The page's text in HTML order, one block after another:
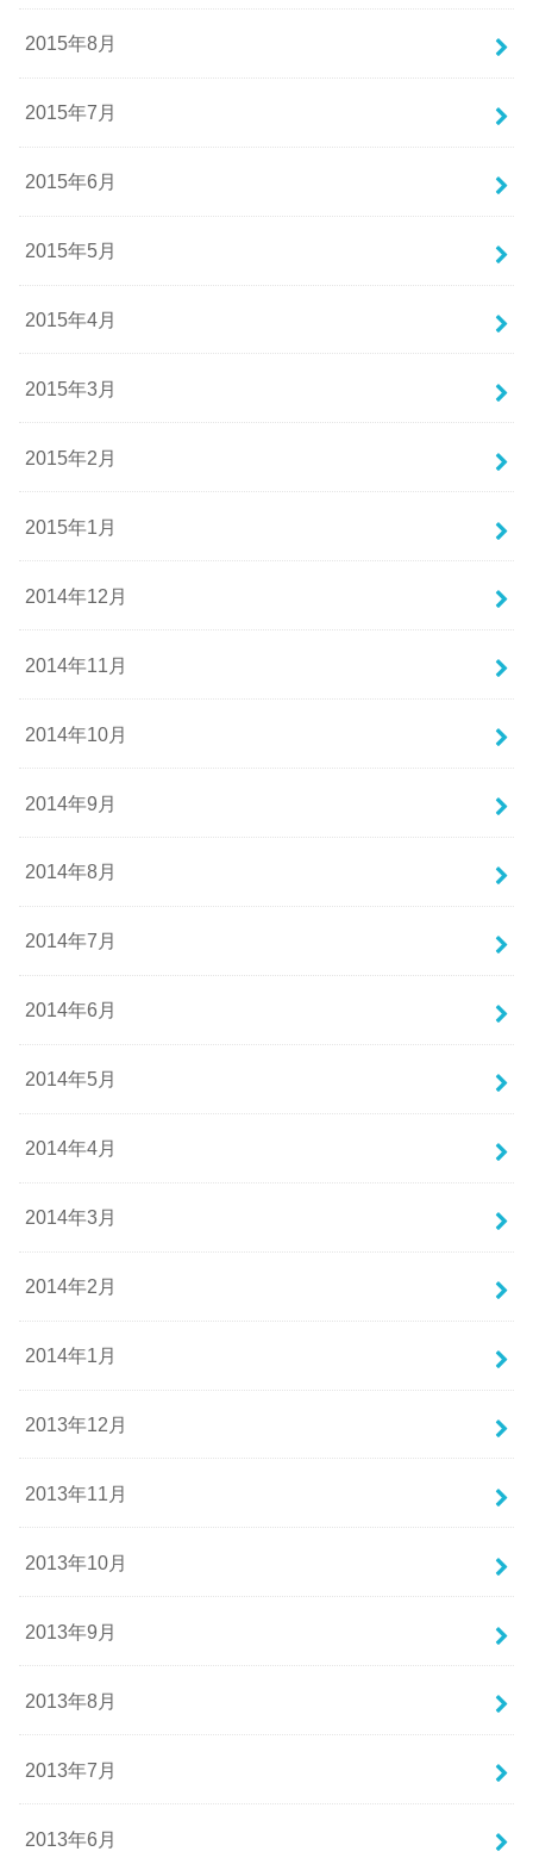
2015年8月
2015年7月
2015年6月
2015年5月
2015年4月
2015年3月
2015年2月
2015年1月
2014年12月
2014年11月
2014年10月
2014年9月
2014年8月
2014年7月
2014年6月
2014年5月
2014年4月
2014年3月
2014年2月
2014年1月
2013年12月
2013年11月
2013年10月
2013年9月
2013年8月
2013年7月
2013年6月